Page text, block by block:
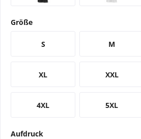
Größe
S M
XL XXL
4XL 5XL
Aufdruck